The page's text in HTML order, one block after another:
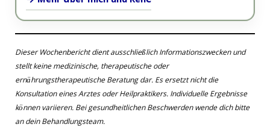
Dieser Wochenbericht dient ausschließlich Informationszwecken und
stellt keine medizinische, therapeutische oder
ernährungstherapeutische Beratung dar. Es ersetzt nicht die
Konsultation eines Arztes oder Heilpraktikers. Individuelle Ergebnisse
können variieren. Bei gesundheitlichen Beschwerden wende dich bitte
an dein Behandlungsteam.